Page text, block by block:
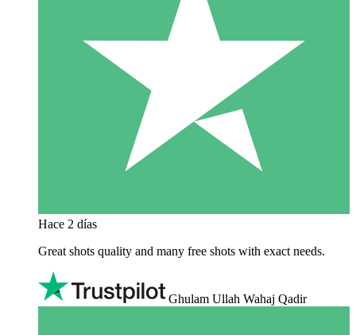
Hace 2 días
Great shots quality and many free shots with exact needs.
Ghulam Ullah Wahaj Qadir